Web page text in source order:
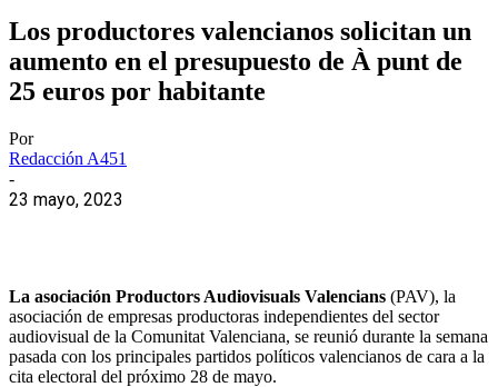
Los productores valencianos solicitan un
aumento en el presupuesto de À punt de
25 euros por habitante
Por
Redacción A451
-
23 mayo, 2023
La asociación Productors Audiovisuals Valencians (PAV), la
asociación de empresas productoras independientes del sector
audiovisual de la Comunitat Valenciana, se reunió durante la semana
pasada con los principales partidos políticos valencianos de cara a la
cita electoral del próximo 28 de mayo.